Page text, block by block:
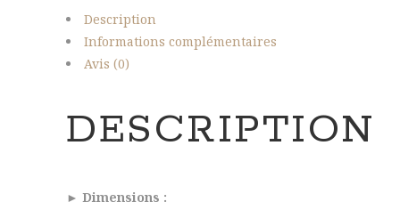
Description
Informations complémentaires
Avis (0)
DESCRIPTION
► Dimensions :